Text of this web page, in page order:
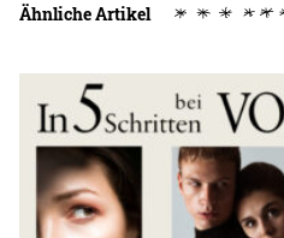
Ähnliche Artikel